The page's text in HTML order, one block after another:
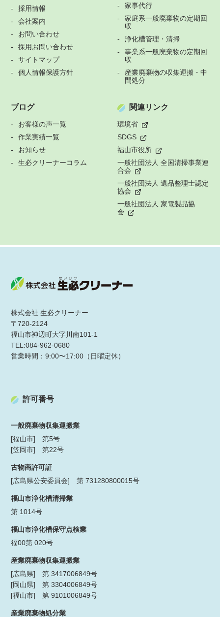
採用情報
会社案内
お問い合わせ
採用お問い合わせ
サイトマップ
個人情報保護方針
家事代行
家庭系一般廃棄物の定期回
収
浄化槽管理・清掃
事業系一般廃棄物の定期回
収
産業廃棄物の収集運搬・中
間処分
ブログ
お客様の声一覧
作業実績一覧
お知らせ
生必クリーナーコラム
関連リンク
環境省
SDGS
福山市役所
一般社団法人 全国清掃事業連
合会
一般社団法人 遺品整理士認定
協会
一般社団法人 家電製品協
会
株式会社 生必クリーナー
〒720-2124
福山市神辺町大字川南101-1
TEL:084-962-0680
営業時間：9:00〜17:00（日曜定休）
許可番号
一般廃棄物収集運搬業
[福山市] 第5号
[笠岡市] 第22号
古物商許可証
[広島県公安委員会] 第 731280800015号
福山市浄化槽清掃業
第 1014号
福山市浄化槽保守点検業
福00第 020号
産業廃棄物収集運搬業
[広島県] 第 3417006849号
[岡山県] 第 3304006849号
[福山市] 第 9101006849号
産業廃棄物処分業